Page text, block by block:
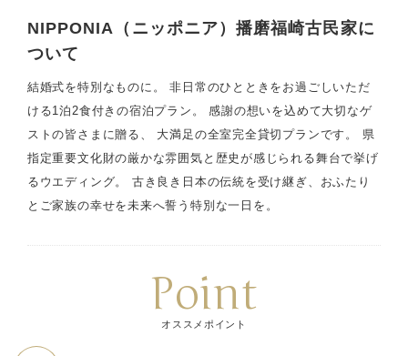
NIPPONIA（ニッポニア）播磨福崎古民家に
ついて
結婚式を特別なものに。 非日常のひとときをお過ごしいただ
ける1泊2食付きの宿泊プラン。 感謝の想いを込めて大切なゲ
ストの皆さまに贈る、 大満足の全室完全貸切プランです。 県
指定重要文化財の厳かな雰囲気と歴史が感じられる舞台で挙げ
るウエディング。 古き良き日本の伝統を受け継ぎ、おふたり
とご家族の幸せを未来へ誓う特別な一日を。
Point
オススメポイント